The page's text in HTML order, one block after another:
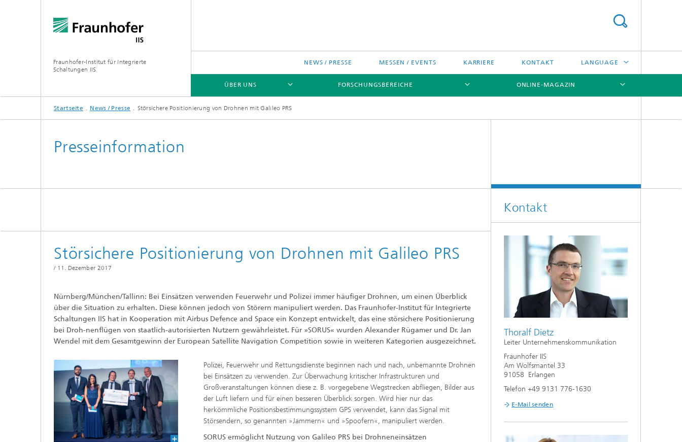
Fraunhofer-Institut für Integrierte
Schaltungen IIS
NEWS / PRESSE MESSEN / EVENTS KARRIERE KONTAKT LANGUAGE
ÜBER UNS
ÜBER UNS
FORSCHUNGSBEREICHE
FORSCHUNGSBEREICHE
ONLINE-MAGAZIN
ONLINE-MAGAZIN
Startseite News / Presse Störsichere Positionierung von Drohnen mit Galileo PRS
Presseinformation
Störsichere Positionierung von Drohnen mit Galileo PRS
/ 11. Dezember 2017
Nürnberg/München/Tallinn: Bei Einsätzen verwenden Feuerwehr und Polizei immer häufiger Drohnen, um einen Überblick
über die Situation zu erhalten. Diese können jedoch von Störern manipuliert werden. Das Fraunhofer-Institut für Integrierte
Schaltungen IIS hat in Kooperation mit Airbus Defence and Space ein Konzept entwickelt, das eine störsichere Positionierung
bei Droh-nenflügen von staatlich-autorisierten Nutzern gewährleistet. Für »SORUS« wurden Alexander Rügamer und Dr. Jan
Wendel mit dem Gesamtgewinn der European Satellite Navigation Competition sowie in weiteren Kategorien ausgezeichnet.
Polizei, Feuerwehr und Rettungsdienste beginnen nach und nach, unbemannte Drohnen
bei Einsätzen zu verwenden. Zur Überwachung kritischer Infrastrukturen und
Großveranstaltungen können diese z. B. vorgegebene Wegstrecken abfliegen, Bilder aus
der Luft liefern und für einen besseren Überblick sorgen. Wird hier nur das
herkömmliche Positionsbestimmungssystem GPS verwendet, kann das Signal mit
Störsendern, so genannten »Jammern« und »Spoofern«, manipuliert werden.
SORUS ermöglicht Nutzung von Galileo PRS bei Drohneneinsätzen
Kontakt
Thoralf Dietz
Leiter Unternehmenskommunikation
Fraunhofer IIS
Am Wolfsmantel 33
91058 Erlangen
Telefon +49 9131 776-1630
E-Mail senden